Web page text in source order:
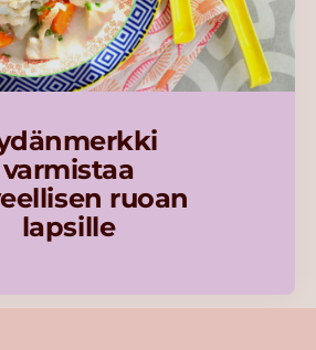
varmistaa
ruoan
lapsille